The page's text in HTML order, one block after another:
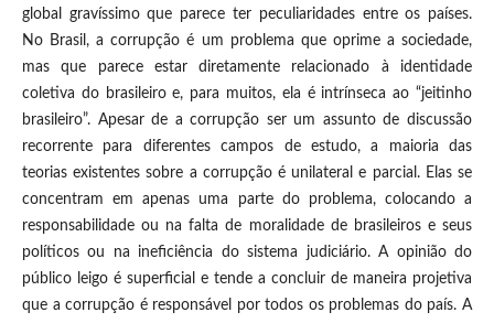
global gravíssimo que parece ter peculiaridades entre os países.
No Brasil, a corrupção é um problema que oprime a sociedade,
mas que parece estar diretamente relacionado à identidade
coletiva do brasileiro e, para muitos, ela é intrínseca ao “jeitinho
brasileiro”. Apesar de a corrupção ser um assunto de discussão
recorrente para diferentes campos de estudo, a maioria das
teorias existentes sobre a corrupção é unilateral e parcial. Elas se
concentram em apenas uma parte do problema, colocando a
responsabilidade ou na falta de moralidade de brasileiros e seus
políticos ou na ineficiência do sistema judiciário. A opinião do
público leigo é superficial e tende a concluir de maneira projetiva
que a corrupção é responsável por todos os problemas do país. A